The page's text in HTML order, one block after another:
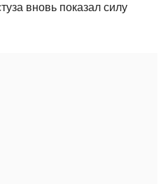
вновь показал силу